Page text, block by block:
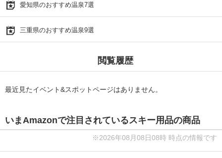
愛知県のおすすめ温泉7選
三重県のおすすめ温泉9選
閲覧履歴
最近見たイベント&スポットページはありません。
いまAmazonで注目されているスキー用品の商品
※2026年08月08日08時 時点の情報です